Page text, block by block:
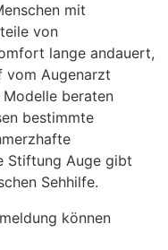
mit
von
lange andauert,
vom Augenarzt
beraten
bestimmte
Stiftung Auge gibt
Sehhilfe.
können